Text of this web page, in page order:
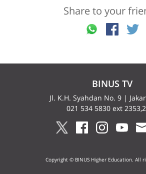
Share to your
BINUS TV
Jl. K.H. Syahdan No. 9 |
021 534 5830 ext
Copyright © BINUS Higher Education. All